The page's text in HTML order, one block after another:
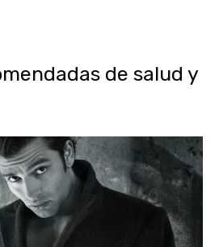
de salud y